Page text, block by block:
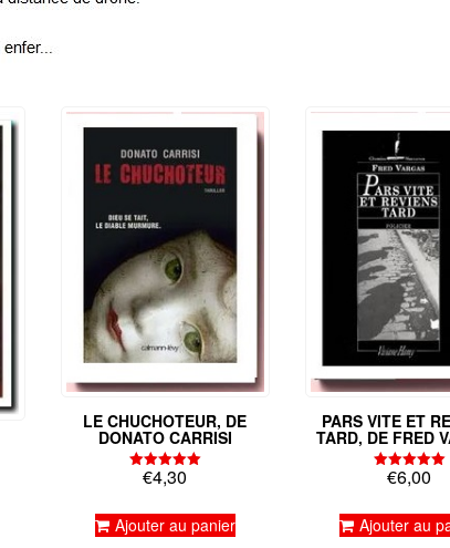
LE CHUCHOTEUR, DE
DONATO CARRISI
Note
5.00
€4,30
Ajouter au panier
PARS VITE ET
TARD, DE FRED
Note
5.00
€6,00
Ajouter au